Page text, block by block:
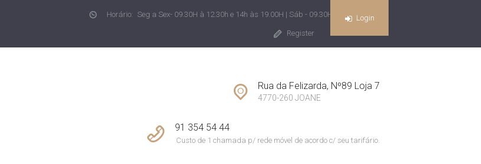
Horário: Seg a Sex- 09.30H à 12.30h e 14h às 19.00H | Sáb - 09.30H às 13H
Register
Login
Rua da Felizarda, Nº89 Loja 7
4770-260 JOANE
91 354 54 44
Custo de 1 chamada p/ rede móvel de acordo c/ seu tarifário.